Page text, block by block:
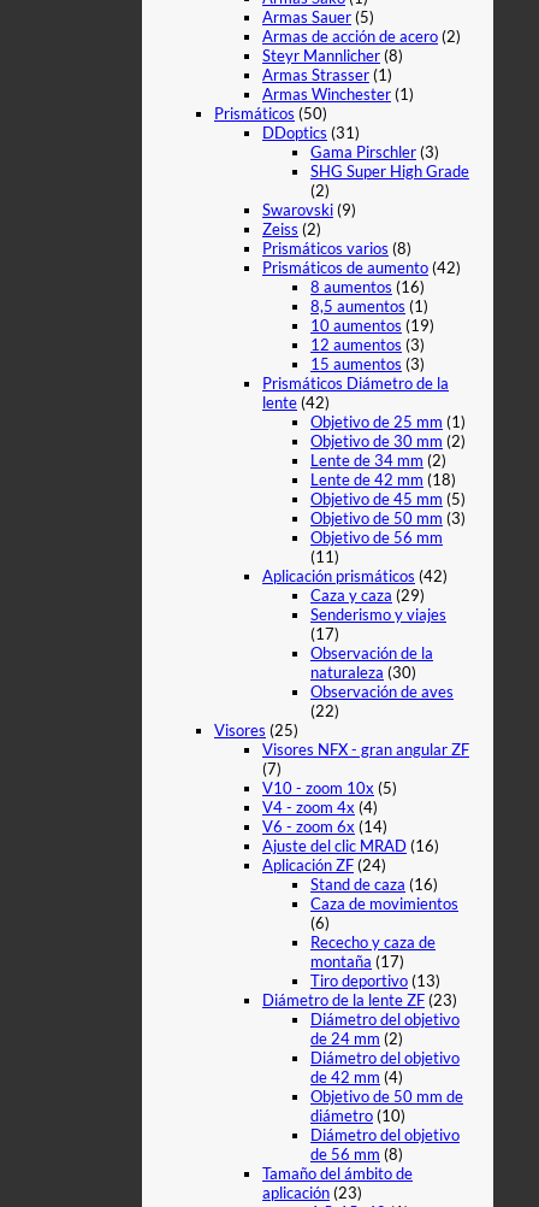
Armas Sauer(5)
Armas de acción de acero(2)
Steyr Mannlicher(8)
Armas Strasser(1)
Armas Winchester(1)
Prismáticos (50)
DDoptics (31)
Gama Pirschler(3)
SHG Super High Grade
(2)
Swarovski(9)
Zeiss (2)
Prismáticos varios (8)
Prismáticos de aumento(42)
8 aumentos (16)
8,5 aumentos (1)
10 aumentos (19)
12 aumentos (3)
15 aumentos (3)
Prismáticos Diámetro de la
lente(42)
Objetivo de 25 mm (1)
Objetivo de 30 mm (2)
Lente de 34 mm (2)
Lente de 42 mm (18)
Objetivo de 45 mm (5)
Objetivo de 50 mm (3)
Objetivo de 56 mm
(11)
Aplicación prismáticos (42)
Caza y caza (29)
Senderismo y viajes
(17)
Observación de la
naturaleza (30)
Observación de aves
(22)
Visores (25)
Visores NFX - gran angular ZF
(7)
V10 - zoom 10x (5)
V4 - zoom 4x (4)
V6 - zoom 6x (14)
Ajuste del clic MRAD(16)
Aplicación ZF(24)
Stand de caza (16)
Caza de movimientos
(6)
Rececho y caza de
montaña (17)
Tiro deportivo(13)
Diámetro de la lente ZF(23)
Diámetro del objetivo
de 24 mm (2)
Diámetro del objetivo
de 42 mm (4)
Objetivo de 50 mm de
diámetro(10)
Diámetro del objetivo
de 56 mm (8)
Tamaño del ámbito de
aplicación(23)